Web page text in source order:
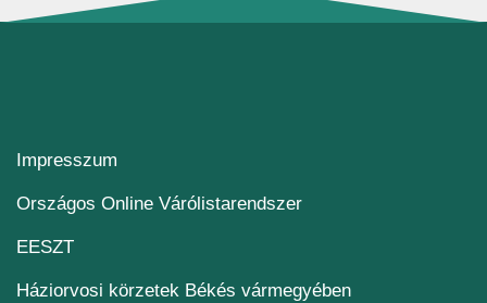
Impresszum
Országos Online Várólistarendszer(új ablakban nyílik
EESZT(új ablakban nyílik meg)
Háziorvosi körzetek Békés vármegyében